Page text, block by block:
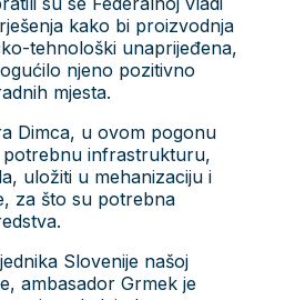
kako bi proizvodnja
tehnološki unaprijeđena,
njeno pozitivno
mjesta.
Dimca, u ovom pogonu
infrastrukturu,
uložiti u mehanizaciju i
za što su potrebna
Slovenije našoj
ambasador Grmek je